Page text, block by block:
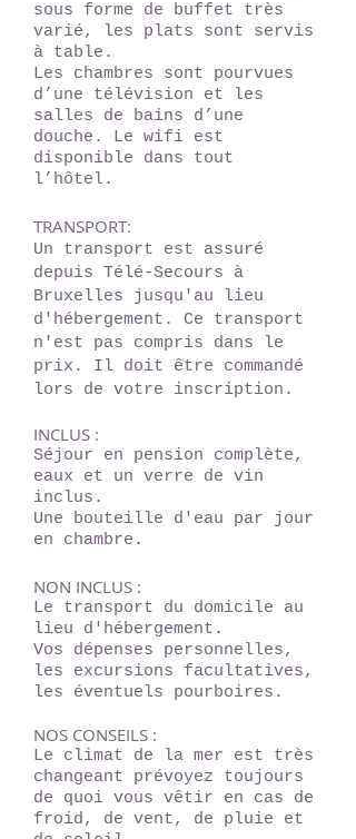
sous forme de buffet très
varié, les plats sont servis
à table.
Les chambres sont pourvues
d’une télévision et les
salles de bains d’une
douche. Le wifi est
disponible dans tout
l’hôtel.
TRANSPORT:
Un transport est assuré
depuis Télé-Secours à
Bruxelles jusqu'au lieu
d'hébergement. Ce transport
n'est pas compris dans le
prix. Il doit être commandé
lors de votre inscription.
INCLUS :
Séjour en pension complète,
eaux et un verre de vin
inclus.
Une bouteille d'eau par jour
en chambre.
NON INCLUS :
Le transport du domicile au
lieu d'hébergement.
Vos dépenses personnelles,
les excursions facultatives,
les éventuels pourboires.
NOS CONSEILS :
Le climat de la mer est très
changeant prévoyez toujours
de quoi vous vêtir en cas de
froid, de vent, de pluie et